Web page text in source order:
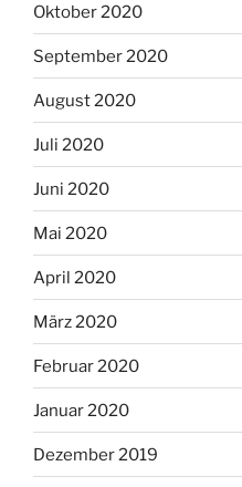
Oktober 2020
September 2020
August 2020
Juli 2020
Juni 2020
Mai 2020
April 2020
März 2020
Februar 2020
Januar 2020
Dezember 2019